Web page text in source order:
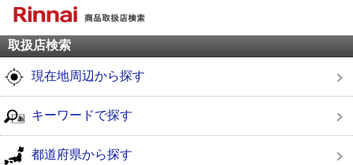
取扱店検索
現在地周辺から探す
キーワードで探す
都道府県から探す